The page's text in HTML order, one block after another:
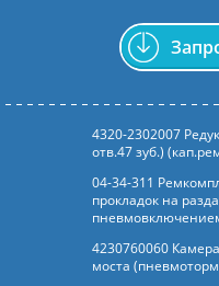
4320-2302007
отв.47 зуб.)
04-34-311
прокладок на
4230760060
моста